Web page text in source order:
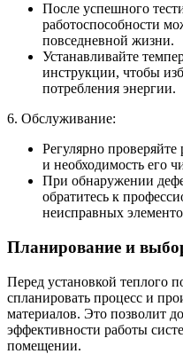
После успешного
работоспособности
повседневной жизни.
Устанавливайте
инструкции, чтобы
потребления энергии.
6. Обслуживание:
Регулярно проверяйте
и необходимость его
При обнаружении
обратитесь к
неисправных
Планирование и
Перед установкой теплого
спланировать процесс и
материалов. Это позволит
эффективности работы
помещении.